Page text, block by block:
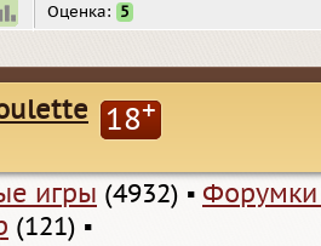
Оценка: 5
18+
игры (4932) ▪
(121) ▪